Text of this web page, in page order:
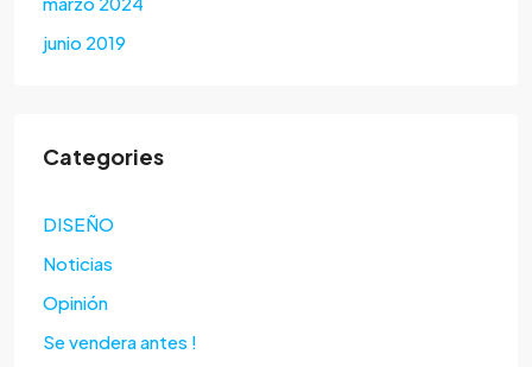
junio 2019
Categories
DISEÑO
Noticias
Opinión
Se vendera antes !